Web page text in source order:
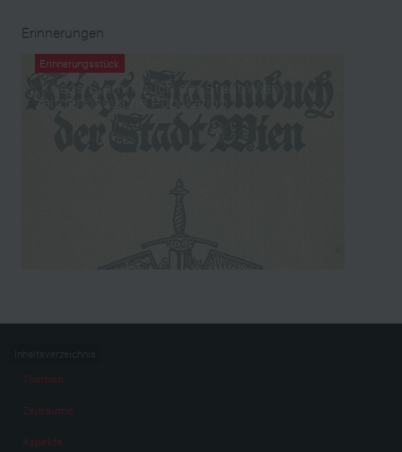
Erinnerungen
Erinnerungsstück
Themen
Zeiträume
Aspekte